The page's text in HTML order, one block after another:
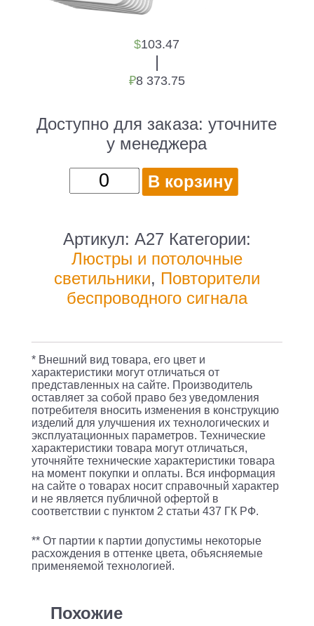
$103.47
|
₽8 373.75
Доступно для заказа:уточните
у менеджера
Количество
товара
Arte
Lamp
Penny
потолоч.
9WG)
(плохая
упаковка)
В корзину
Артикул: A27 Категории:
Люстры и потолочные
светильники, Повторители
беспроводного сигнала
* Внешний вид товара, его цвет и
характеристики могут отличаться от
представленных на сайте. Производитель
оставляет за собой право без уведомления
потребителя вносить изменения в конструкцию
изделий для улучшения их технологических и
эксплуатационных параметров. Технические
характеристики товара могут отличаться,
уточняйте технические характеристики товара
на момент покупки и оплаты. Вся информация
на сайте о товарах носит справочный характер
и не является публичной офертой в
соответствии с пунктом 2 статьи 437 ГК РФ.
** От партии к партии допустимы некоторые
расхождения в оттенке цвета, объясняемые
применяемой технологией.
Похожие